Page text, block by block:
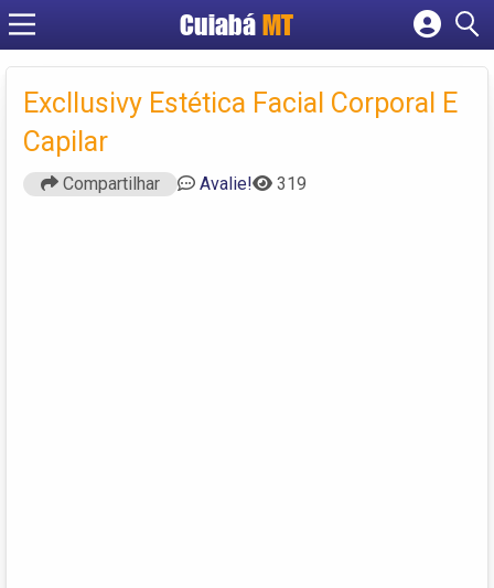
Cuiabá MT
Cadastrar empresa
Criar conta
Excllusivy Estética Facial Corporal E
Capilar
Compartilhar Avalie! 319